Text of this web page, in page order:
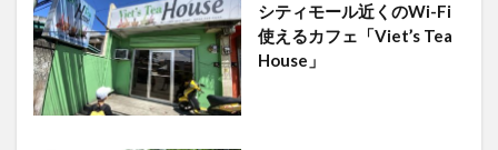
シティモール近くのWi-Fi
使えるカフェ「Viet’s Tea
House」